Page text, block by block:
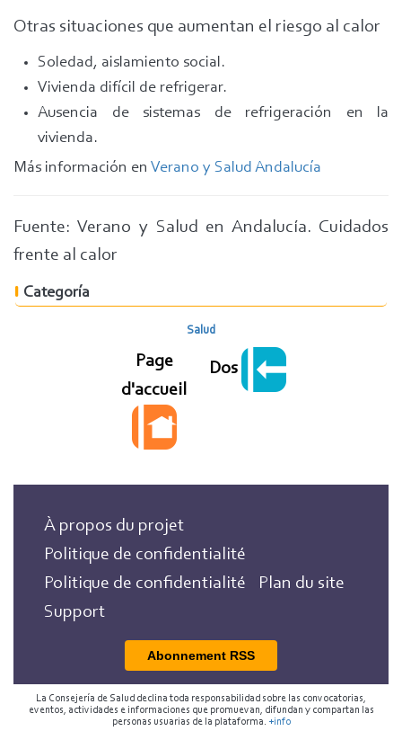
Otras situaciones que aumentan el riesgo al calor
Soledad, aislamiento social.
Vivienda difícil de refrigerar.
Ausencia de sistemas de refrigeración en la
vivienda.
Más información en Verano y Salud Andalucía
Fuente: Verano y Salud en Andalucía. Cuidados
frente al calor
Categoría
Salud
Page
d'accueil
Dos
À propos du projet
Politique de confidentialité
Politique de confidentialité
Plan du site
Support
Abonnement RSS
La Consejería de Salud declina toda responsabilidad sobre las convocatorias,
eventos, actividades e informaciones que promuevan, difundan y compartan las
personas usuarias de la plataforma. +info